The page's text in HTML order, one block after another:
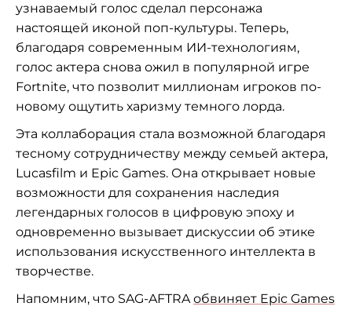
узнаваемый голос сделал персонажа
настоящей иконой поп-культуры. Теперь,
благодаря современным ИИ-технологиям,
голос актера снова ожил в популярной игре
Fortnite, что позволит миллионам игроков по-
новому ощутить харизму темного лорда.
Эта коллаборация стала возможной благодаря
тесному сотрудничеству между семьей актера,
Lucasfilm и Epic Games. Она открывает новые
возможности для сохранения наследия
легендарных голосов в цифровую эпоху и
одновременно вызывает дискуссии об этике
использования искусственного интеллекта в
творчестве.
Напомним, что SAG-AFTRAобвиняет Epic Games